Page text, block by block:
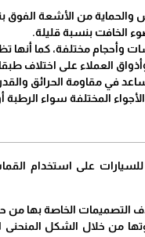
والحماية من الأشعة الفوق
الخافت بنسبة قليلة.
وأحجام مختلفة، كما أنها
العملاء على اختلاف
في مقاومة الحرائق
المختلفة سواء الرطبة
على استخدام
التصميمات الخاصة بها
من خلال الشكل المنحنى